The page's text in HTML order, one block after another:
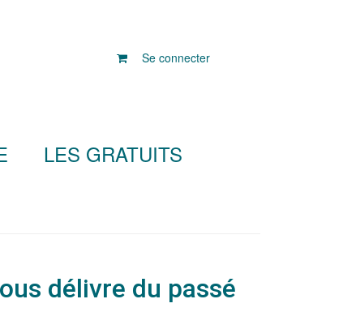
Se connecter
LES GRATUITS
délivre du passé